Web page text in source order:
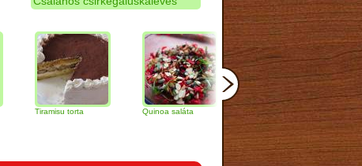
Tiramisu torta Quinoa saláta Mandulás kifli
narancs